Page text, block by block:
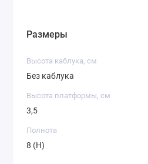
Размеры
Высота каблука, см
Без каблука
Высота платформы, см
3,5
Полнота
8 (H)